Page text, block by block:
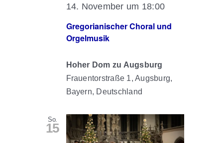
Gregorianischer Choral und
Orgelmusik
14. November um 18:00
Hoher Dom zu Augsburg
Frauentorstraße 1, Augsburg,
Bayern, Deutschland
So.
15